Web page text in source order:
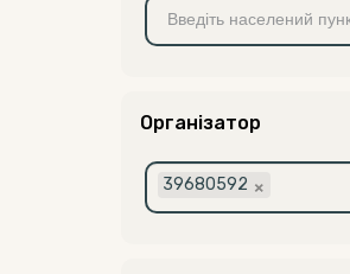
Організатор
×
39680592